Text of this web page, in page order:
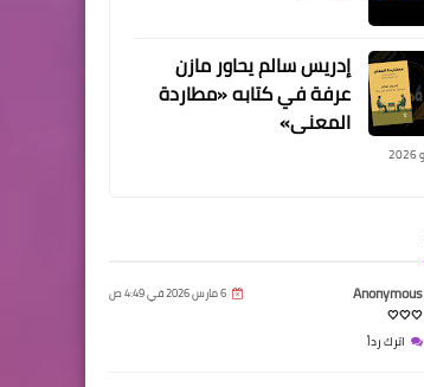
إدريس سالم يحاور مازن
عرفة في كتابه «مطاردة
المعنى»
Anonymous 6 مارس 2026 في 4:49 ص
🤍🤍🤍
اترك رداً